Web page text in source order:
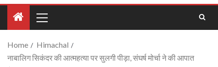
Home
Himachal
नाबालिग सिकंदर की आत्महत्या पर सुलगी पीड़ा, संघर्ष मोर्चा ने की आपात